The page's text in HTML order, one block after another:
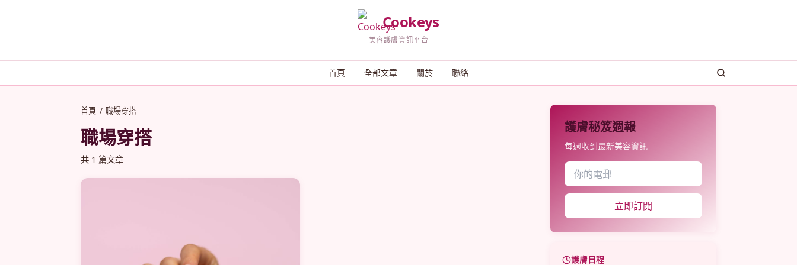
Cookeys
美容護膚資訊平台
首頁 全部文章 關於 聯絡
首頁 / 職場穿搭
職場穿搭
共 1 篇文章
護膚秘笈週報
每週收到最新美容資訊
立即訂閱
護膚日程